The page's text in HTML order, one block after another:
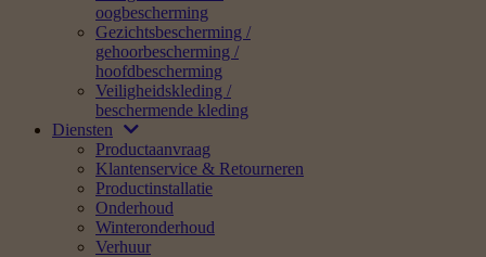
oogbescherming
Gezichtsbescherming /
gehoorbescherming /
hoofdbescherming
Veiligheidskleding /
beschermende kleding
Diensten
Productaanvraag
Klantenservice & Retourneren
Productinstallatie
Onderhoud
Winteronderhoud
Verhuur